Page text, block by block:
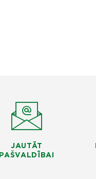
JAUTĀT
PAŠVALDĪBAI